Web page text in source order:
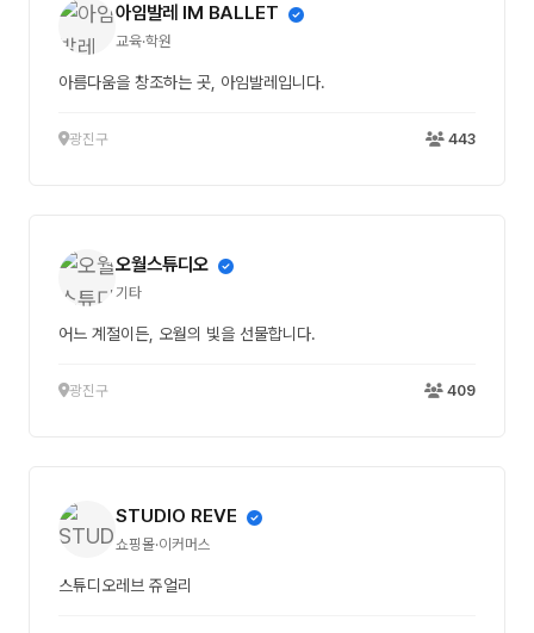
아임발레 IM BALLET
교육·학원
아름다움을 창조하는 곳, 아임발레입니다.
광진구 443
오월스튜디오
기타
어느 계절이든, 오월의 빛을 선물합니다.
광진구 409
STUDIO REVE
쇼핑몰·이커머스
스튜디오레브 쥬얼리